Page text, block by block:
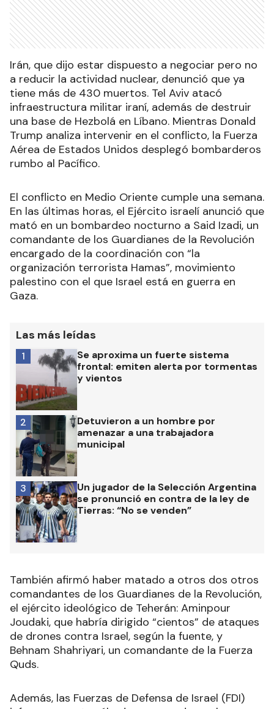
Irán, que dijo estar dispuesto a negociar pero no
a reducir la actividad nuclear, denunció que ya
tiene más de 430 muertos. Tel Aviv atacó
infraestructura militar iraní, además de destruir
una base de Hezbolá en Líbano. Mientras Donald
Trump analiza intervenir en el conflicto, la Fuerza
Aérea de Estados Unidos desplegó bombarderos
rumbo al Pacífico.
El conflicto en Medio Oriente cumple una semana.
En las últimas horas, el Ejército israelí anunció que
mató en un bombardeo nocturno a Said Izadi, un
comandante de los Guardianes de la Revolución
encargado de la coordinación con “la
organización terrorista Hamas”, movimiento
palestino con el que Israel está en guerra en
Gaza.
Las más leídas
Se aproxima un fuerte sistema
frontal: emiten alerta por tormentas
y vientos
1
Detuvieron a un hombre por
amenazar a una trabajadora
municipal
2
Un jugador de la Selección Argentina
se pronunció en contra de la ley de
Tierras: “No se venden”
3
También afirmó haber matado a otros dos otros
comandantes de los Guardianes de la Revolución,
el ejército ideológico de Teherán: Aminpour
Joudaki, que habría dirigido “cientos” de ataques
de drones contra Israel, según la fuente, y
Behnam Shahriyari, un comandante de la Fuerza
Quds.
Además, las Fuerzas de Defensa de Israel (FDI)